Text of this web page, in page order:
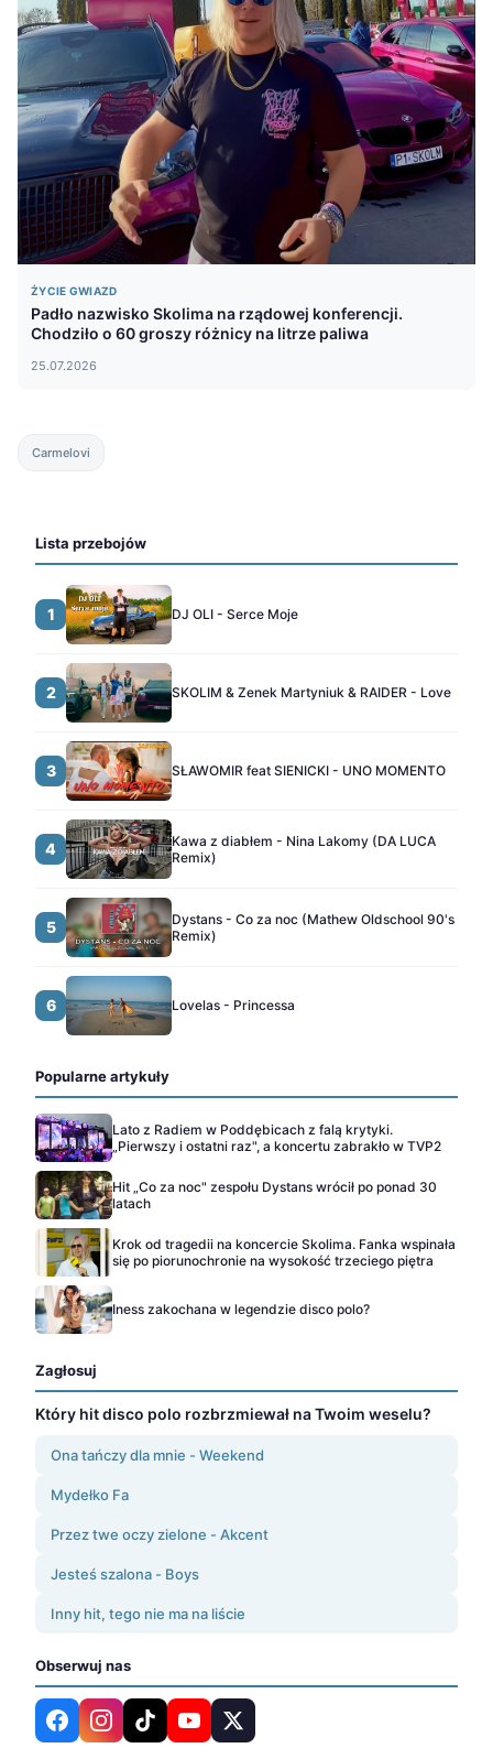
ŻYCIE GWIAZD
Padło nazwisko Skolima na rządowej konferencji.
Chodziło o 60 groszy różnicy na litrze paliwa
25.07.2026
Carmelovi
Lista przebojów
1 DJ OLI - Serce Moje
2 SKOLIM & Zenek Martyniuk & RAIDER - Love
3 SŁAWOMIR feat SIENICKI - UNO MOMENTO
4
Kawa z diabłem - Nina Lakomy (DA LUCA
Remix)
5
Dystans - Co za noc (Mathew Oldschool 90's
Remix)
6 Lovelas - Princessa
Popularne artykuły
Lato z Radiem w Poddębicach z falą krytyki.
„Pierwszy i ostatni raz", a koncertu zabrakło w TVP2
Hit „Co za noc" zespołu Dystans wrócił po ponad 30
latach
Krok od tragedii na koncercie Skolima. Fanka wspinała
się po piorunochronie na wysokość trzeciego piętra
Iness zakochana w legendzie disco polo?
Zagłosuj
Który hit disco polo rozbrzmiewał na Twoim weselu?
Ona tańczy dla mnie - Weekend
Mydełko Fa
Przez twe oczy zielone - Akcent
Jesteś szalona - Boys
Inny hit, tego nie ma na liście
Obserwuj nas